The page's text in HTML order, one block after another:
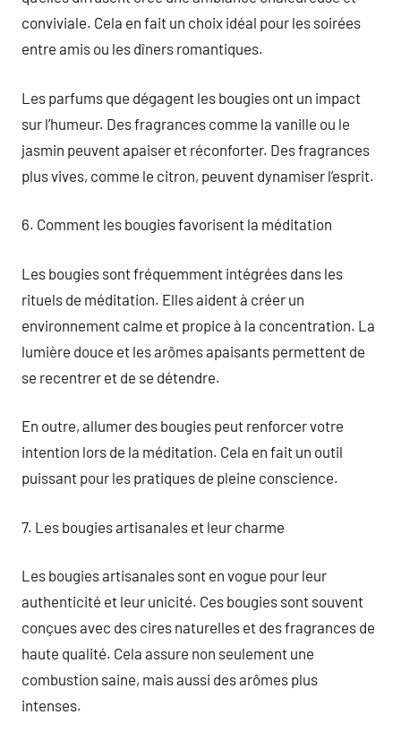
conviviale. Cela en fait un choix idéal pour les soirées
entre amis ou les dîners romantiques.
Les parfums que dégagent les bougies ont un impact
sur l’humeur. Des fragrances comme la vanille ou le
jasmin peuvent apaiser et réconforter. Des fragrances
plus vives, comme le citron, peuvent dynamiser l’esprit.
6. Comment les bougies favorisent la méditation
Les bougies sont fréquemment intégrées dans les
rituels de méditation. Elles aident à créer un
environnement calme et propice à la concentration. La
lumière douce et les arômes apaisants permettent de
se recentrer et de se détendre.
En outre, allumer des bougies peut renforcer votre
intention lors de la méditation. Cela en fait un outil
puissant pour les pratiques de pleine conscience.
7. Les bougies artisanales et leur charme
Les bougies artisanales sont en vogue pour leur
authenticité et leur unicité. Ces bougies sont souvent
conçues avec des cires naturelles et des fragrances de
haute qualité. Cela assure non seulement une
combustion saine, mais aussi des arômes plus
intenses.